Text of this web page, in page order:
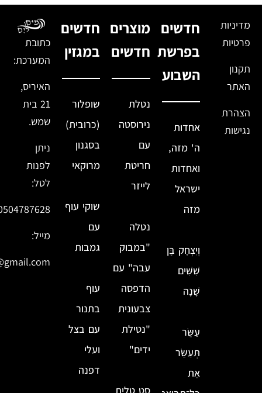
מדיניות
פרטיות
תקנון
האתר
הצהרת
נגישות
חדשים
בפרשת
השבוע
אחדות
ה' מזה,
ואחדות
ישראל
מזה
וְיִצְחָק בֶּן
שִׁשִּׁים
שָׁנָה
עַשֵּׂר
תְּעַשֵּׂר
אֵת
מוצרים
חדשים
נטלת
נירוסטה
עם
חריטת
לייזר
נטלה
"במבוק
עבה" עם
הדפסה
צבעונית
"נטילת
ידים"
חדשים
במגזין
שופלור
(כרובית)
בסגנון
מרוקאי
שוקי עוף
עם
גמבות
עוף
בתנור
עם בצל
ועלי
דפנה
כתובת
המערכת:
האיריס,
21 בית
שמש.
ניתן
לפנות
לטל:
מייל: